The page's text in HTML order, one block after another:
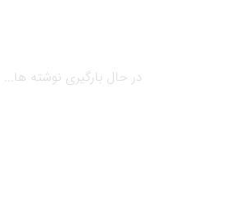
در حال بارگیری نوشته ها...